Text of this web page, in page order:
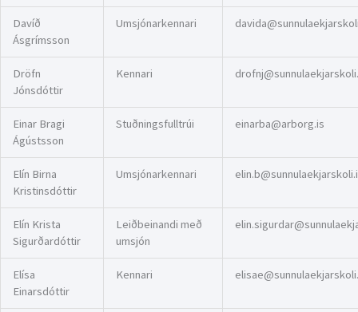
Davíð
Ásgrímsson
Umsjónarkennari
Dröfn
Jónsdóttir
Kennari
Einar Bragi
Ágústsson
Stuðningsfulltrúi einarba@arborg.is
Elín Birna
Kristinsdóttir
Umsjónarkennari
Elín Krista
Sigurðardóttir
Leiðbeinandi með
umsjón
Elísa
Einarsdóttir
Kennari